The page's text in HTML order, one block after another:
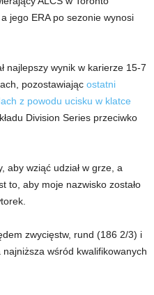
jego ERA po sezonie wynosi
najlepszy wynik w karierze 15-7
pozostawiając ostatni
z powodu ucisku w klatce
Division Series przeciwko
aby wziąć udział w grze, a
to, aby moje nazwisko zostało
zwycięstw, rund (186 2/3) i
wśród kwalifikowanych